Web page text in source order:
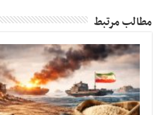
مطالب مرتبط